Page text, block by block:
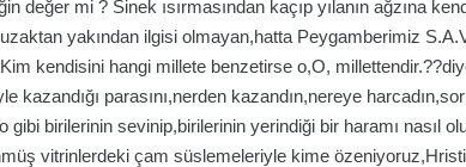
değer mi ? Sinek ısırmasından kaçıp yılanın ağzına
yakından ilgisi olmayan,hatta Peygamberimiz
kendisini hangi millete benzetirse o,O,
kazandığı parasını,nerden kazandın,nereye
gibi birilerinin sevinip,birilerinin yerindiği bir haramı nasıl
vitrinlerdeki çam süslemeleriyle kime